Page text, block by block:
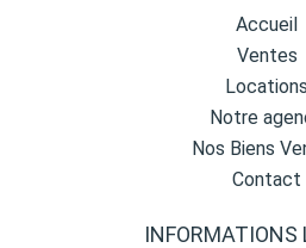
Accueil
Ventes
Locations
Notre
Nos Biens
Contact
INFORMATIONS